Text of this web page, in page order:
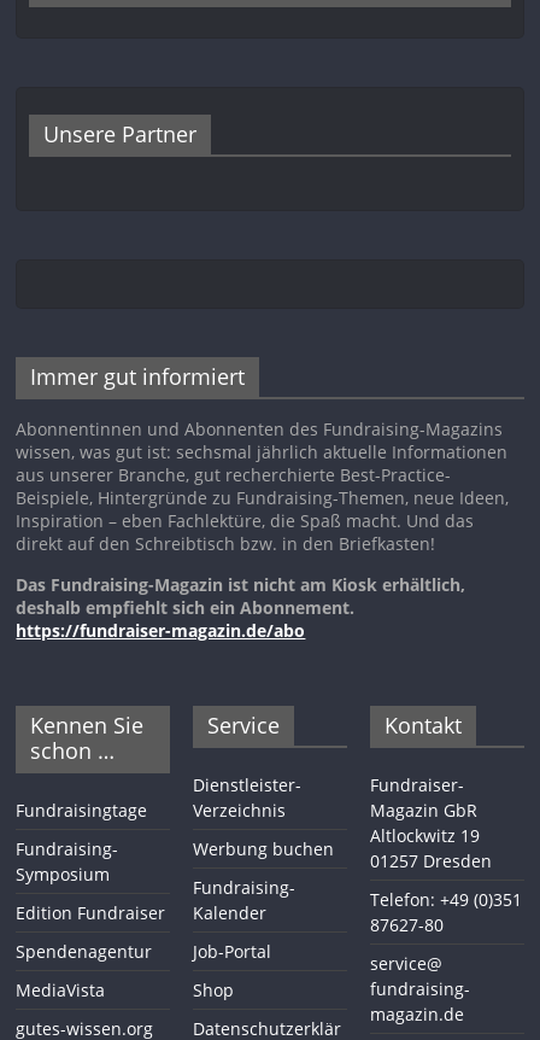
Unsere Partner
Immer gut informiert
Abonnentinnen und Abonnenten des Fundraising-Magazins
wissen, was gut ist: sechsmal jährlich aktuelle Informationen
aus unserer Branche, gut recherchierte Best-Practice-
Beispiele, Hintergründe zu Fundraising-Themen, neue Ideen,
Inspiration – eben Fachlektüre, die Spaß macht. Und das
direkt auf den Schreibtisch bzw. in den Briefkasten!
Das Fundraising-Magazin ist nicht am Kiosk erhältlich,
deshalb empfiehlt sich ein Abonnement.
https://fundraiser-magazin.de/abo
Kennen Sie
schon …
Fundraisingtage
Fundraising-
Symposium
Edition Fundraiser
Spendenagentur
MediaVista
gutes-wissen.org
Service
Dienstleister-
Verzeichnis
Werbung buchen
Fundraising-
Kalender
Job-Portal
Shop
Datenschutzerklär
Kontakt
Fundraiser-
Magazin GbR
Altlockwitz 19
01257 Dresden
Telefon: +49 (0)351
87627-80
service@
fundraising-
magazin.de